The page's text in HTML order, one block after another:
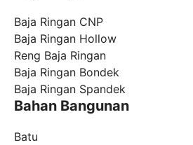
Baja Ringan CNP
Baja Ringan Hollow
Reng Baja Ringan
Baja Ringan Bondek
Baja Ringan Spandek
Bahan Bangunan
Batu